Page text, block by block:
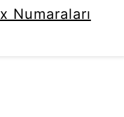
Numaraları